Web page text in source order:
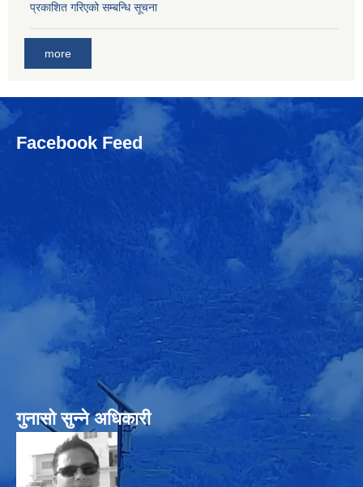
प्रकाशित गरिएको सम्बन्धि सूचना
more
Facebook Feed
गुनासो सुन्‍ने अधिकारी